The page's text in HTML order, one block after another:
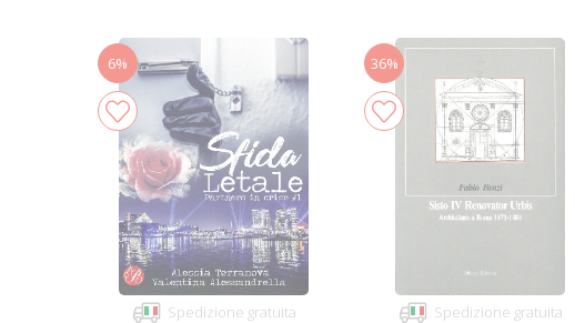
6%
Spedizione gratuita
36%
Spedizione gratuita